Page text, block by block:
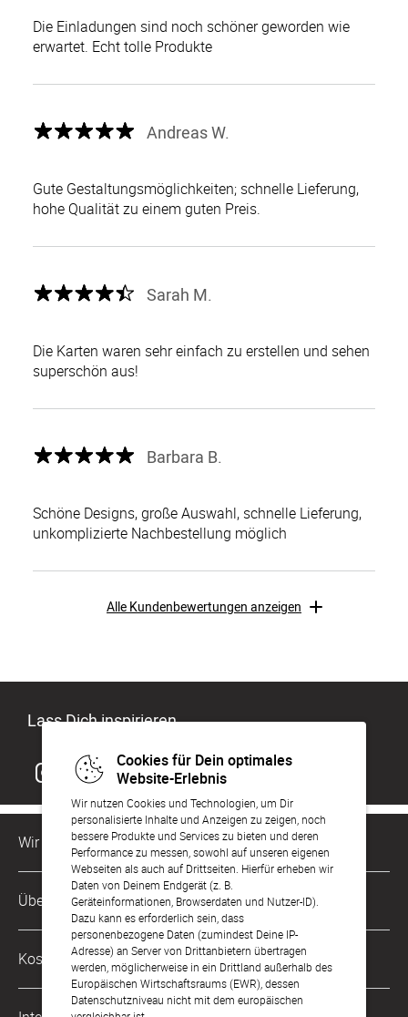
Cookies für Dein optimales
Website-Erlebnis
Wir nutzen Cookies und Technologien, um Dir
personalisierte Inhalte und Anzeigen zu zeigen, noch
bessere Produkte und Services zu bieten und deren
Performance zu messen, sowohl auf unseren eigenen
Webseiten als auch auf Drittseiten. Hierfür erheben wir
Daten von Deinem Endgerät (z. B.
Geräteinformationen, Browserdaten und Nutzer-ID).
Dazu kann es erforderlich sein, dass
personenbezogene Daten (zumindest Deine IP-
Adresse) an Server von Drittanbietern übertragen
werden, möglicherweise in ein Drittland außerhalb des
Europäischen Wirtschaftsraums (EWR), dessen
Datenschutzniveau nicht mit dem europäischen
Die Einladungen sind noch schöner geworden wie
erwartet. Echt tolle Produkte
Andreas W.
Gute Gestaltungsmöglichkeiten; schnelle Lieferung,
hohe Qualität zu einem guten Preis.
Sarah M.
Die Karten waren sehr einfach zu erstellen und sehen
superschön aus!
Barbara B.
Schöne Designs, große Auswahl, schnelle Lieferung,
unkomplizierte Nachbestellung möglich
Alle Kundenbewertungen anzeigen
Lass Dich inspirieren
Wir sind für Dich da
Kundenservice-Hotline
0221 956 725 10
Mo. - Fr. von 9 bis 17 Uhr
kontakt@sendmoments.de
Über Uns
Philosophie
Karriere
Impressum
Kostenlose Services
Musterkarten